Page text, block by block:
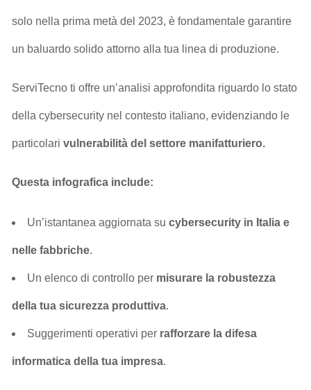
solo nella prima metà del 2023, è fondamentale garantire
un baluardo solido attorno alla tua linea di produzione.
ServiTecno ti offre un’analisi approfondita riguardo lo stato
della cybersecurity nel contesto italiano, evidenziando le
particolari vulnerabilità del settore manifatturiero.
Questa infografica include:
Un’istantanea aggiornata sucybersecurity in Italia e
nelle fabbriche.
Un elenco di controllo per misurare la robustezza
della tua sicurezza produttiva.
Suggerimenti operativi per rafforzare la difesa
informatica della tua impresa.